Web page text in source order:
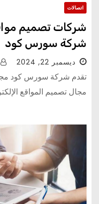
اتصالات
شركات تصميم
شركة سورس كود
ديسمبر 22, 2024
تقدم شركة سورس كود
مجال تصميم المواقع